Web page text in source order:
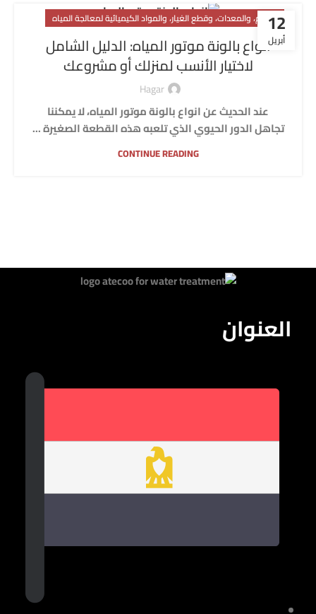
12
أبريل
اللوازم، والمعدات، وقطع الغيار، والمواد الكيميائية لمعالجة المياه
انواع بالونة موتور المياه: الدليل الشامل
لاختيار الأنسب لمنزلك أو مشروعك
Hagar
عند الحديث عن انواع بالونة موتور المياه، لا يمكننا
تجاهل الدور الحيوي الذي تلعبه هذه القطعة الصغيرة ...
CONTINUE READING
العنوان